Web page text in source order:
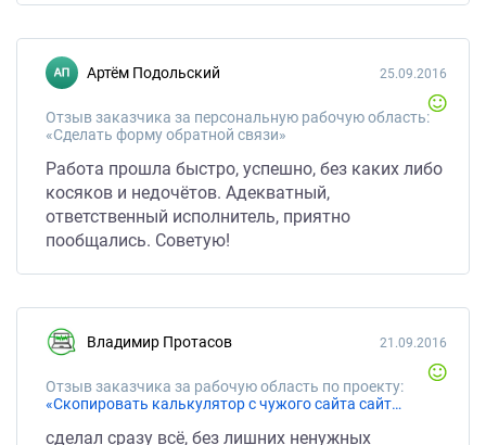
Артём Подольский
Отзыв заказчика за персональную рабочую область:
«Сделать форму обратной связи»
25.09.2016
Работа прошла быстро, успешно, без каких либо
косяков и недочётов. Адекватный,
ответственный исполнитель, приятно
пообщались. Советую!
Владимир Протасов
Отзыв заказчика за рабочую область по проекту:
«Скопировать калькулятор с чужого сайта сайта один в один»
21.09.2016
сделал сразу всё, без лишних ненужных